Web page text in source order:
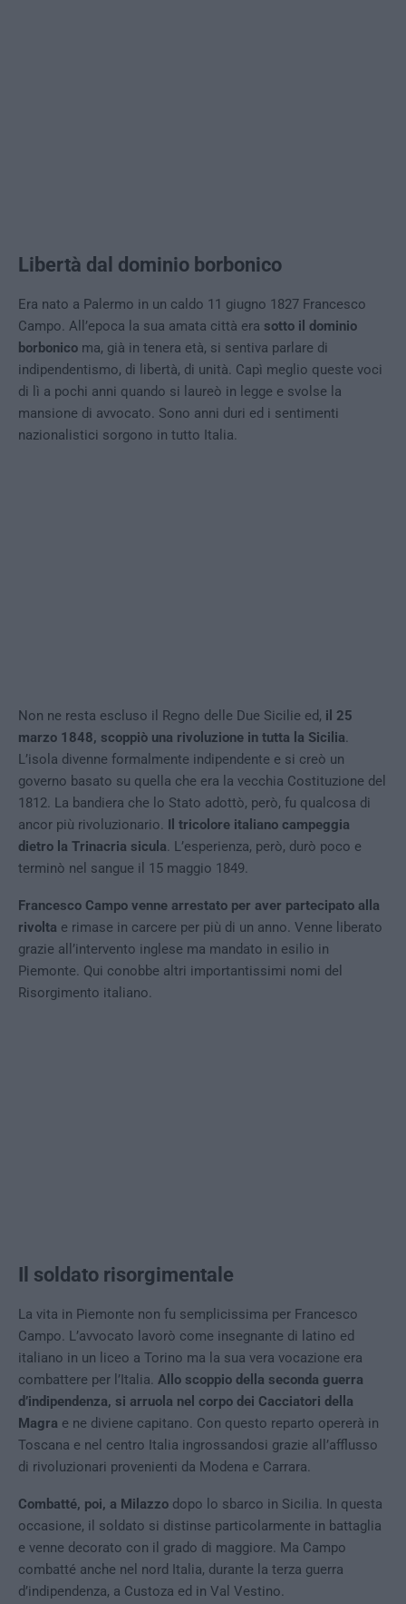
Libertà dal dominio borbonico
Era nato a Palermo in un caldo 11 giugno 1827 Francesco
Campo. All’epoca la sua amata città era sotto il dominio
borbonico ma, già in tenera età, si sentiva parlare di
indipendentismo, di libertà, di unità. Capì meglio queste voci
di lì a pochi anni quando si laureò in legge e svolse la
mansione di avvocato. Sono anni duri ed i sentimenti
nazionalistici sorgono in tutto Italia.
Non ne resta escluso il Regno delle Due Sicilie ed, il 25
marzo 1848, scoppiò una rivoluzione in tutta la Sicilia.
L’isola divenne formalmente indipendente e si creò un
governo basato su quella che era la vecchia Costituzione del
1812. La bandiera che lo Stato adottò, però, fu qualcosa di
ancor più rivoluzionario. Il tricolore italiano campeggia
dietro la Trinacria sicula. L’esperienza, però, durò poco e
terminò nel sangue il 15 maggio 1849.
Francesco Campo venne arrestato per aver partecipato alla
rivolta e rimase in carcere per più di un anno. Venne liberato
grazie all’intervento inglese ma mandato in esilio in
Piemonte. Qui conobbe altri importantissimi nomi del
Risorgimento italiano.
Il soldato risorgimentale
La vita in Piemonte non fu semplicissima per Francesco
Campo. L’avvocato lavorò come insegnante di latino ed
italiano in un liceo a Torino ma la sua vera vocazione era
combattere per l’Italia. Allo scoppio della seconda guerra
d’indipendenza, si arruola nel corpo dei Cacciatori della
Magra e ne diviene capitano. Con questo reparto opererà in
Toscana e nel centro Italia ingrossandosi grazie all’afflusso
di rivoluzionari provenienti da Modena e Carrara.
Combatté, poi, a Milazzo dopo lo sbarco in Sicilia. In questa
occasione, il soldato si distinse particolarmente in battaglia
e venne decorato con il grado di maggiore. Ma Campo
combatté anche nel nord Italia, durante la terza guerra
d’indipendenza, a Custoza ed in Val Vestino.